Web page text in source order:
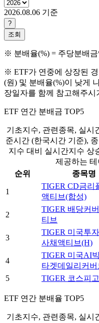
2026.08.06 기준
?
조회
※ 분배율(%) = 주당분배
※ ETF가 연중에 상장된
(원) 및 분배율(%)이 낮게
장일자를 함께 참고해주시
ETF 연간 분배금 TOP5
기초지수, 관련종목, 실시
준시간 (한국시간 기준),
지수 대비 실시간지수 상
제공하는 테
순위
종목명
1
TIGER CD금리
액티브(합성)
2
TIGER 배당커
티브
3
TIGER 미국투
사채액티브(H)
4
TIGER 미국AI
타겟데일리커버
5 TIGER 코스피
ETF 연간 분배율 TOP5
기초지수, 관련종목, 실시